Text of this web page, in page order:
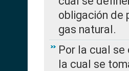
obligación de
gas natural.
Por la cual se
la cual se